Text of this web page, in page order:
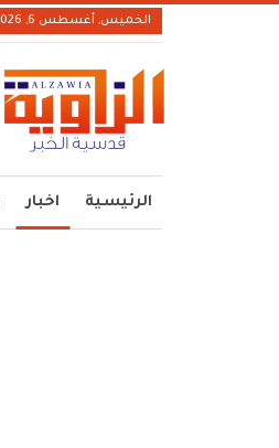
الخميس, أغسطس 6, 2026
الرئيسية اخبار